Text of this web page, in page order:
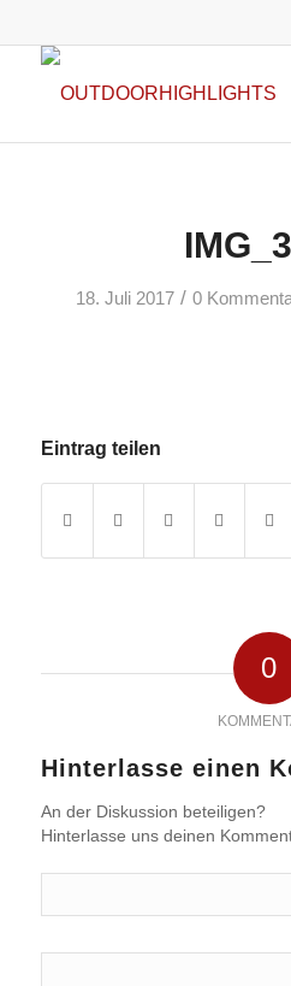
18. Juli 2017 / 0
Eintrag teilen
0
Hinterlasse einen
An der Diskussion beteiligen?
Hinterlasse uns deinen